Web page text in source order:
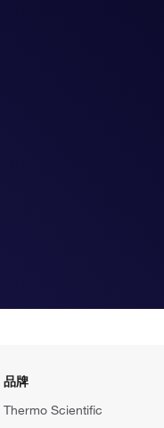
品牌
Thermo Scientific